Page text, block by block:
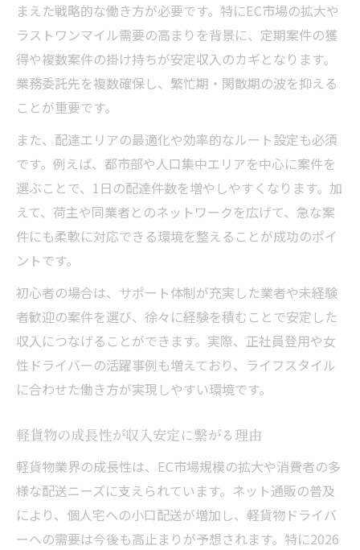
まえた戦略的な働き方が必要です。特にEC市場の拡大や
ラストワンマイル需要の高まりを背景に、定期案件の獲
得や複数案件の掛け持ちが安定収入のカギとなります。
業務委託先を複数確保し、繁忙期・閑散期の波を抑える
ことが重要です。
また、配達エリアの最適化や効率的なルート設定も必須
です。例えば、都市部や人口集中エリアを中心に案件を
選ぶことで、1日の配達件数を増やしやすくなります。加
えて、荷主や同業者とのネットワークを広げて、急な案
件にも柔軟に対応できる環境を整えることが成功のポイ
ントです。
初心者の場合は、サポート体制が充実した業者や未経験
者歓迎の案件を選び、徐々に経験を積むことで安定した
収入につなげることができます。実際、正社員登用や女
性ドライバーの活躍事例も増えており、ライフスタイル
に合わせた働き方が実現しやすい環境です。
軽貨物の成長性が収入安定に繋がる理由
軽貨物業界の成長性は、EC市場規模の拡大や消費者の多
様な配送ニーズに支えられています。ネット通販の普及
により、個人宅への小口配送が増加し、軽貨物ドライバ
ーへの需要は今後も高止まりが予想されます。特に2026